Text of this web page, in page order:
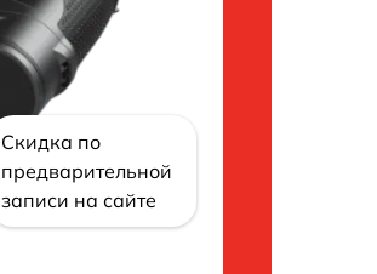
Скидка по
предварительной
записи на сайте